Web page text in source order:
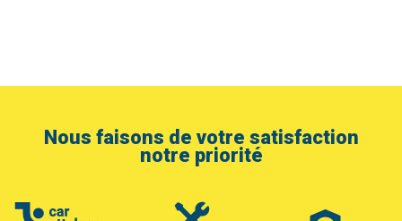
Nous faisons de votre satisfaction
notre priorité